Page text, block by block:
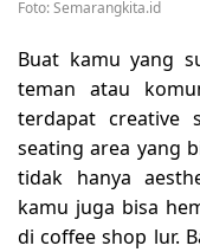
Foto: Semarangkita.id
Buat kamu yang
teman atau
terdapat creative
seating area yang
tidak hanya
kamu juga bisa
di coffee shop lur.